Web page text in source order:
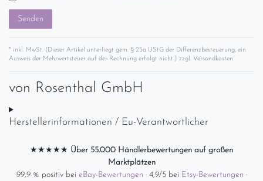
Senden
* inkl. MwSt. (Dieser Artikel unterliegt gem. § 25a UStG der Differenzbesteuerung, ein
Ausweis der Mehrwertsteuer auf der Rechnung erfolgt nicht.) zzgl. Versandkosten
von Rosenthal GmbH
Herstellerinformationen / Eu-Verantwortlicher
★★★★★ Über 55.000 Händlerbewertungen auf großen
Marktplätzen
99,9 % positiv bei eBay-Bewertungen · 4,9/5 bei Etsy-Bewertungen ·